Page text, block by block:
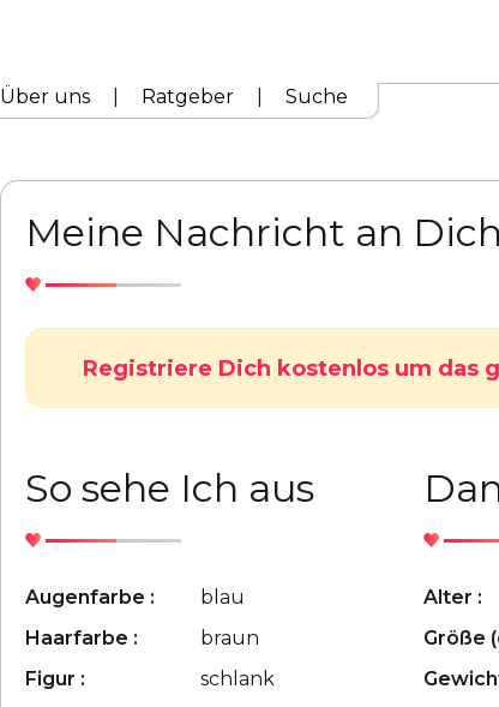
Über uns Ratgeber Suche
Meine Nachricht an Dich
Registriere Dich kostenlos um das
So sehe Ich aus
Augenfarbe :
blau
Haarfarbe :
braun
Figur :
schlank
Alter :
Größe